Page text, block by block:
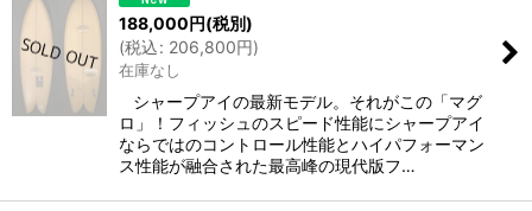
188,000円(税別)
(税込: 206,800円)
在庫なし
シャープアイの最新モデル。それがこの「マグ
ロ」！フィッシュのスピード性能にシャープアイ
ならではのコントロール性能とハイパフォーマン
ス性能が融合された最高峰の現代版フ…